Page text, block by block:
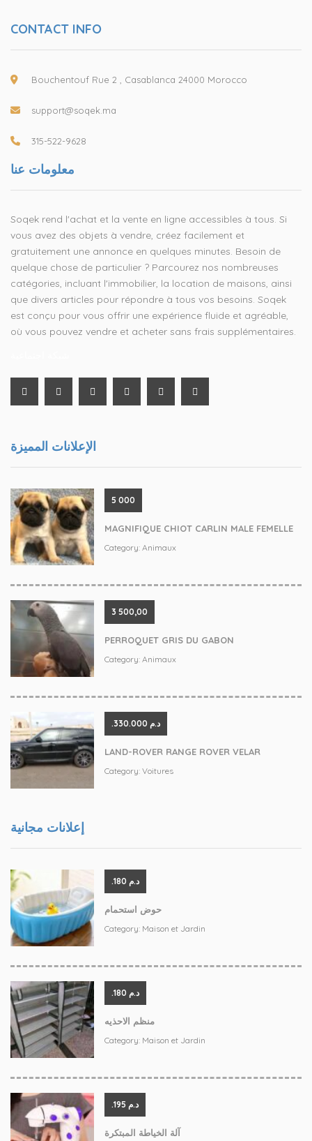
CONTACT INFO
Bouchentouf Rue 2 , Casablanca 24000 Morocco
support@soqek.ma
315-522-9628
معلومات عنا
Soqek rend l'achat et la vente en ligne accessibles à tous. Si
vous avez des objets à vendre, créez facilement et
gratuitement une annonce en quelques minutes. Besoin de
quelque chose de particulier ? Parcourez nos nombreuses
catégories, incluant l'immobilier, la location de maisons, ainsi
que divers articles pour répondre à tous vos besoins. Soqek
est conçu pour vous offrir une expérience fluide et agréable,
où vous pouvez vendre et acheter sans frais supplémentaires.
الإعلانات المميزة
5 000
MAGNIFIQUE CHIOT CARLIN MALE FEMELLE
Category: Animaux
3 500,00
PERROQUET GRIS DU GABON
Category: Animaux
.د.م 330.000
LAND-ROVER RANGE ROVER VELAR
Category: Voitures
إعلانات مجانية
.د.م 180
حوض استحمام
Category: Maison et Jardin
.د.م 180
منظم الاحذيه
Category: Maison et Jardin
.د.م 195
آلة الخياطة المبتكرة